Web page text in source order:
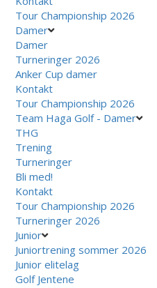
Tour Championship 2026
Damer
Damer
Turneringer 2026
Anker Cup damer
Kontakt
Tour Championship 2026
Team Haga Golf - Damer
THG
Trening
Turneringer
Bli med!
Kontakt
Tour Championship 2026
Turneringer 2026
Junior
Juniortrening sommer 2026
Junior elitelag
Golf Jentene